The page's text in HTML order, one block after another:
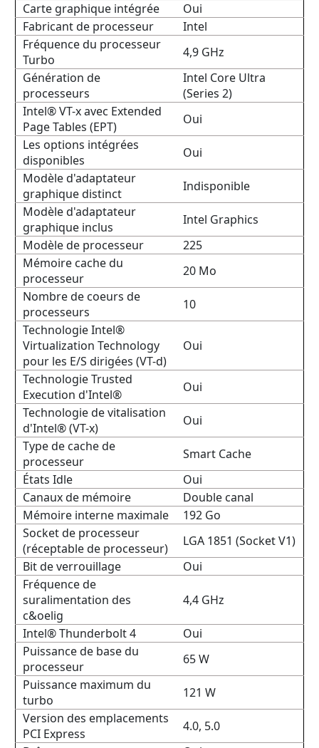
Carte graphique intégrée
Oui
Fabricant de processeur
Intel
Fréquence du processeur
Turbo
4,9 GHz
Génération de
processeurs
Intel Core Ultra
(Series 2)
Intel® VT-x avec Extended
Page Tables (EPT)
Oui
Les options intégrées
disponibles
Oui
Modèle d'adaptateur
graphique distinct
Indisponible
Modèle d'adaptateur
graphique inclus
Intel Graphics
Modèle de processeur
225
Mémoire cache du
processeur
20 Mo
Nombre de coeurs de
processeurs
10
Technologie Intel®
Virtualization Technology
pour les E/S dirigées (VT-d)
Oui
Technologie Trusted
Execution d'Intel®
Oui
Technologie de vitalisation
d'Intel® (VT-x)
Oui
Type de cache de
processeur
Smart Cache
États Idle
Oui
Canaux de mémoire
Double canal
Mémoire interne maximale
192 Go
Socket de processeur
(réceptable de processeur)
LGA 1851 (Socket V1)
Bit de verrouillage
Oui
Fréquence de
suralimentation des
c&oelig
4,4 GHz
Intel® Thunderbolt 4
Oui
Puissance de base du
processeur
65 W
Puissance maximum du
turbo
121 W
Version des emplacements
PCI Express
4.0, 5.0